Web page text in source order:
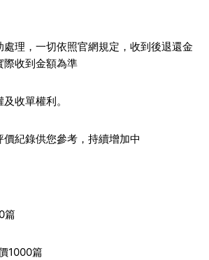
理，一切依照官網規定，收到後退還金
際收到金額為準
收單權利。
紀錄供您參考，持續增加中
篇
1000篇